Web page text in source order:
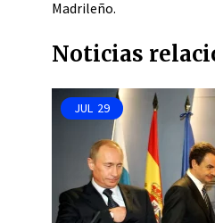
Madrileño.
Noticias
JUL 29